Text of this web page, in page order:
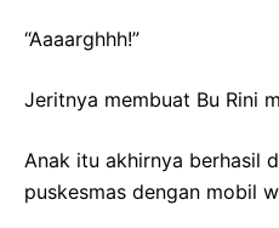
“Aaaarghhh!”
Jeritnya membuat Bu Rini
Anak itu akhirnya berhasil
puskesmas dengan mobil